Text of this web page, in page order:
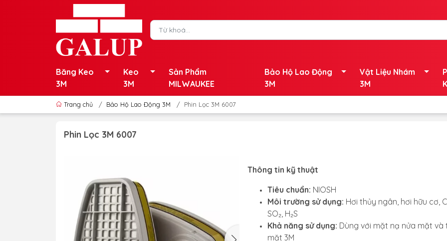
Băng Keo
3M
Keo
3M
Sản Phẩm
MILWAUKEE
Bảo Hộ Lao Động
3M
Vật Liệu Nhám
3M
Trang chủ / Bảo Hộ Lao Động 3M / Phin Lọc 3M 6007
Phin Lọc 3M 6007
Thông tin kỹ thuật
Tiêu chuẩn: NIOSH
Môi trường sử dụng: Hơi thủy ngân, hơi hữu cơ,
SO₂, H₂S
Khả năng sử dụng: Dùng với mặt nạ nửa mặt và
mặt 3M